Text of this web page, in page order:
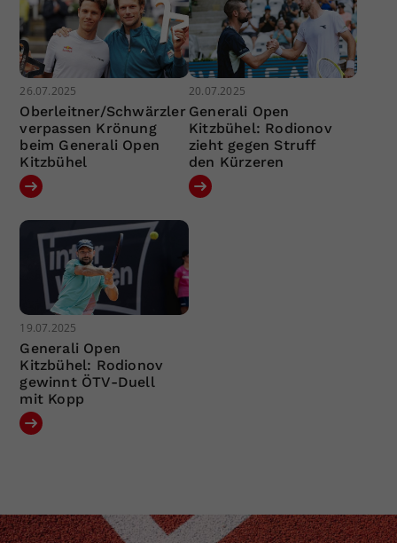
26.07.2025
Oberleitner/Schwärzler
verpassen Krönung
beim Generali Open
Kitzbühel
20.07.2025
Generali Open
Kitzbühel: Rodionov
zieht gegen Struff
den Kürzeren
19.07.2025
Generali Open
Kitzbühel: Rodionov
gewinnt ÖTV-Duell
mit Kopp